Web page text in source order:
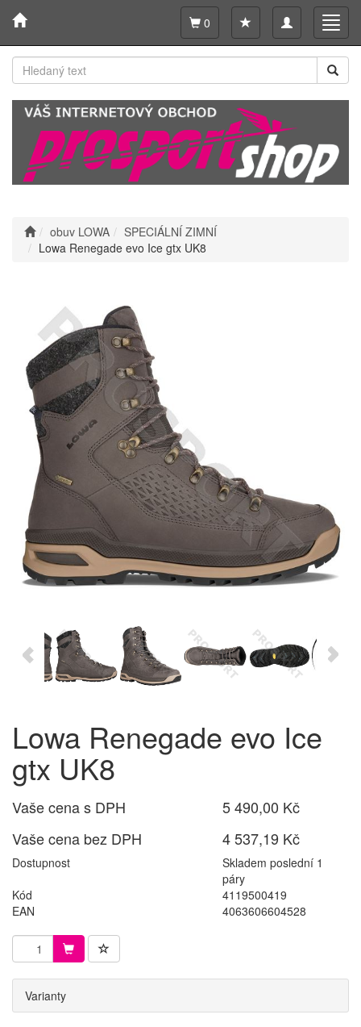
Toggle
navigation
0
obuv LOWA
SPECIÁLNÍ ZIMNÍ
Lowa Renegade evo Ice gtx UK8
Lowa Renegade evo Ice
gtx UK8
Vaše cena s DPH
5 490,00 Kč
Vaše cena bez DPH
4 537,19 Kč
Dostupnost
Skladem poslední 1
páry
Kód
4119500419
EAN
4063606604528
Varianty